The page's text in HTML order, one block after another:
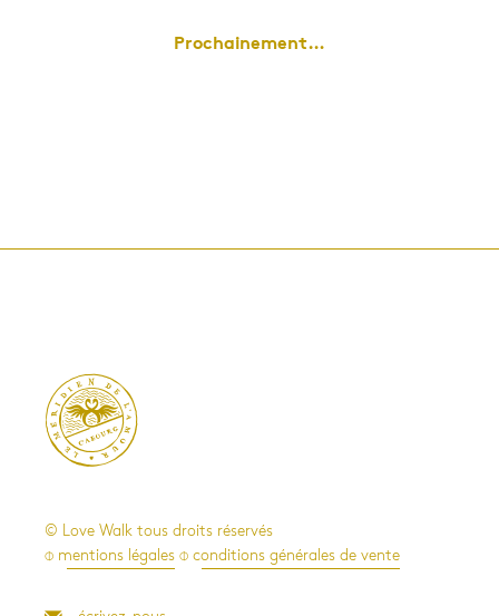
Prochainement…

© Love Walk tous droits réservés
⌽ mentions légales ⌽ conditions générales de vente